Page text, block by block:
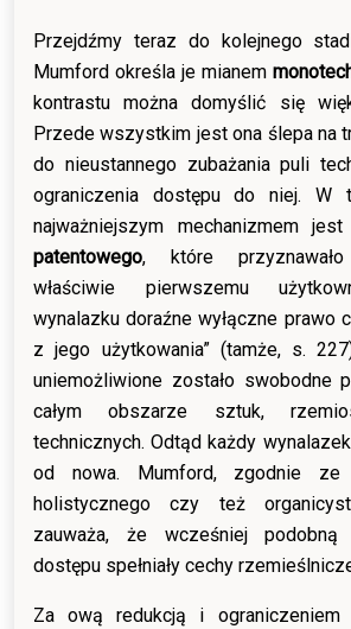
Przejdźmy teraz do kolejnego
Mumford określa je mianem
kontrastu można domyślić się
Przede wszystkim jest ona ślepa na
do nieustannego zubażania puli
ograniczenia dostępu do niej. W
najważniejszym mechanizmem
patentowego, które
właściwie pierwszemu
wynalazku doraźne wyłączne prawo
z jego użytkowania” (tamże, s.
uniemożliwione zostało swobodne
całym obszarze sztuk,
technicznych. Odtąd każdy
od nowa. Mumford, zgodnie ze
holistycznego czy też
zauważa, że wcześniej podobną
dostępu spełniały cechy
Za ową redukcją i